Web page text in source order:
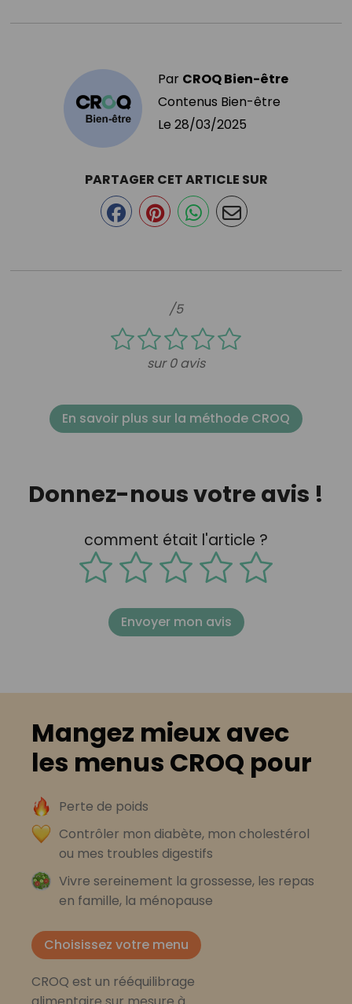
Par CROQ Bien-être
Contenus Bien-être
Le 28/03/2025
/5
sur 0 avis
PARTAGER CET ARTICLE SUR
En savoir plus sur la méthode CROQ
Donnez-nous votre avis !
comment était l'article ?
Envoyer mon avis
Mangez mieux avec
les menus CROQ pour
Perte de poids
Contrôler mon diabète, mon cholestérol
ou mes troubles digestifs
Vivre sereinement la grossesse, les repas
en famille, la ménopause
Choisissez votre menu
CROQ est un rééquilibrage